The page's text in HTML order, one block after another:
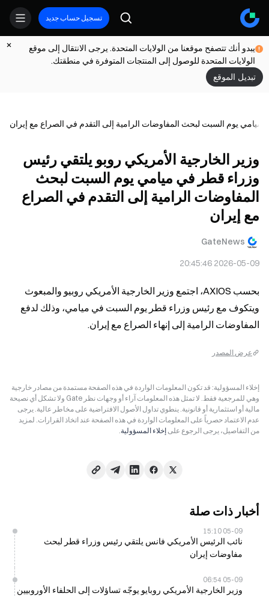
تسجيل حساب جديد
يبدو أنك تتصفح موقعنا من الولايات المتحدة. يرجى الانتقال إلى موقع
الولايات المتحدة للوصول إلى المنتجات المتوفرة في منطقتك.
تبديل الموقع
يوم السبت لبحث المفاوضات الرامية إلى التقدم في الصراع مع إيران
وزير الخارجية الأمريكي روبو يلتقي رئيس
وزراء قطر في ميامي يوم السبت لبحث
المفاوضات الرامية إلى التقدم في الصراع
مع إيران
GateNews
2026-05-09 20:45:46
المفاوضات الرامية إلى إنهاء الصراع مع إيران.
عرض المصدر
إخلاء المسؤولية: قد تكون المعلومات الواردة في هذه الصفحة مستمدة من مصادر خارجية
وهي للمرجعية فقط. لا تمثل هذه المعلومات آراء أو وجهات نظر Gate ولا تشكل أي نصيحة
مالية أو استثمارية أو قانونية. ينطوي تداول الأصول الافتراضية على مخاطر عالية. يرجى
عدم الاعتماد حصرياً على المعلومات الواردة في هذه الصفحة عند اتخاذ القرارات. لمزيد
من التفاصيل، يرجى الرجوع على إخلاء المسؤولية.
أخبار ذات صلة
05-09 15:10
نائب الرئيس الأمريكي فانس يلتقي رئيس وزراء قطر لبحث
مفاوضات إيران
05-09 06:54
وزير الخارجية الأمريكي روبايو يوجّه تساؤلات إلى الحلفاء الأوروبيين